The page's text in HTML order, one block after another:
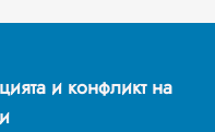
и конфликт на